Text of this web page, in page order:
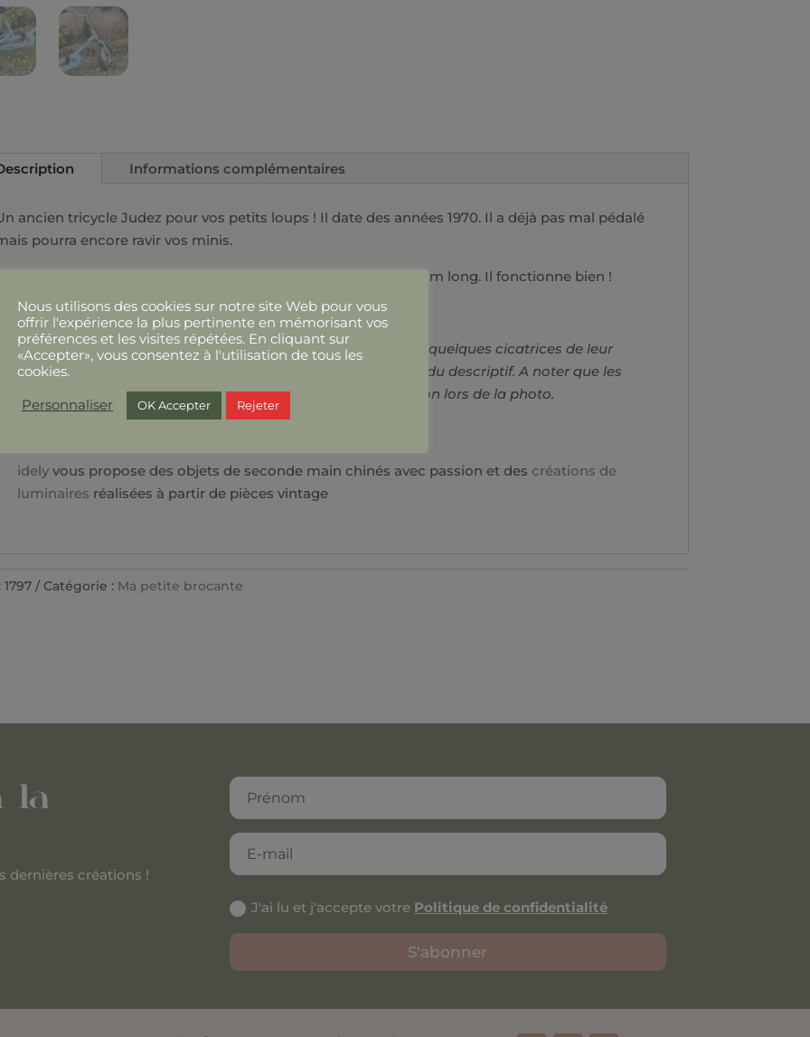
Informations complémentaires
ancien tricycle Judez pour vos petits loups ! Il date des années 1970. Il a déjà pas mal pédalé
pourra encore ravir vos minis.
vélo pour enfant mesure 43 cm de large, 59 cm de haut ,77 cm long. Il fonctionne bien !
CONTACTEN CAS D'EXPEDITION
objets sont d'occasion, anciens, vintage. Ils peuvent porter quelques cicatrices de leur
et de leur vie passée. Les photos font partie intégrante du descriptif. A noter que les
peuvent quelque peu différer en fonction de l’exposition lors de la photo.
idely vous propose des objets de seconde main chinés avec passion et des créations de
luminaires réalisées à partir de pièces vintage
1797 Catégorie : Ma petite brocante
la
dernières créations !
J'ai lu et j'accepte votre Politique de confidentialité
S'abonner
Nous utilisons des cookies sur notre site Web pour vous
offrir l'expérience la plus pertinente en mémorisant vos
préférences et les visites répétées. En cliquant sur
«Accepter», vous consentez à l'utilisation de tous les
cookies.
Personnaliser OK Accepter Rejeter